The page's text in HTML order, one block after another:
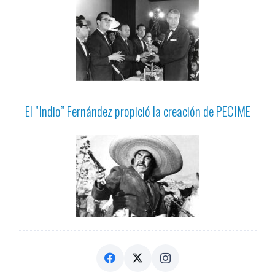
El ”Indio” Fernández propició la creación de PECIME